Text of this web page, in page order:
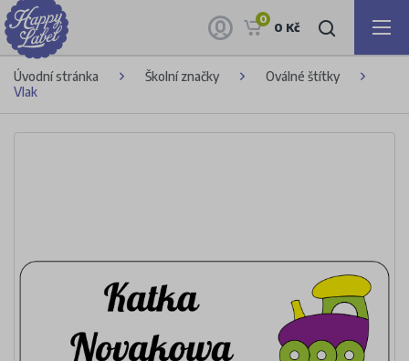
0
0 Kč
Úvodní stránka Školní značky
Oválné štítky
Vlak